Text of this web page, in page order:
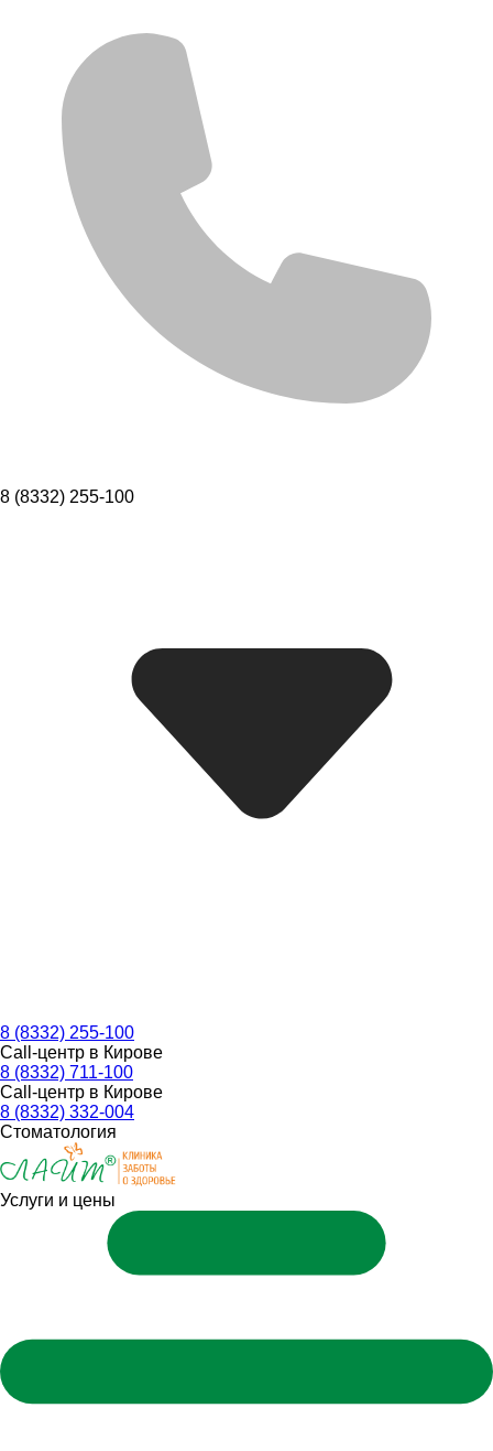
8 (8332) 255-100
8 (8332) 255-100
Call-центр в Кирове
8 (8332) 711-100
Call-центр в Кирове
8 (8332) 332-004
Стоматология
Услуги и цены